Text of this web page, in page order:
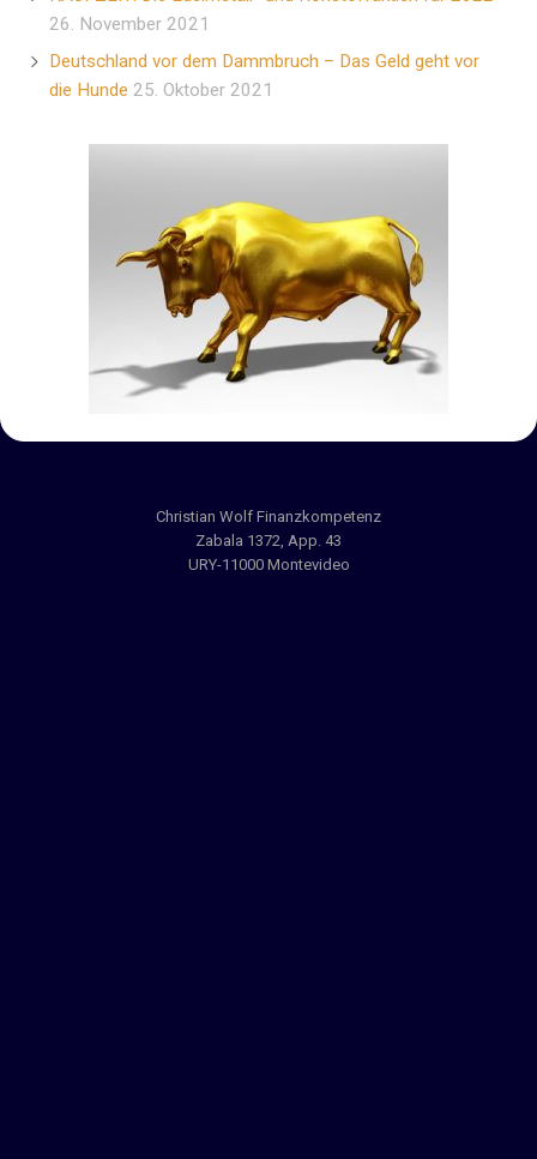
26. November 2021
Deutschland vor dem Dammbruch – Das Geld geht vor
die Hunde 25. Oktober 2021
Christian Wolf Finanzkompetenz
Zabala 1372, App. 43
URY-11000 Montevideo